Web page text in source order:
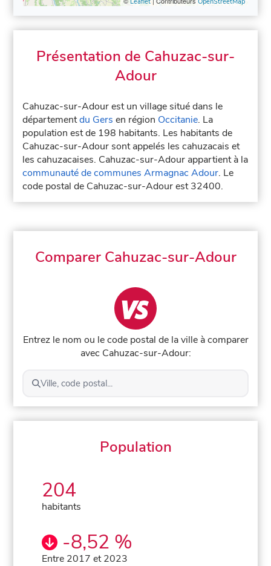
Présentation de Cahuzac-sur-
Adour
Cahuzac-sur-Adour est un village situé dans le
départementdu Gers en région Occitanie. La
population est de 198 habitants. Les habitants de
Cahuzac-sur-Adour sont appelés les cahuzacais et
les cahuzacaises. Cahuzac-sur-Adour appartient à la
communauté de communes Armagnac Adour. Le
code postal de Cahuzac-sur-Adour est 32400.
Comparer Cahuzac-sur-Adour
Entrez le nom ou le code postal de la ville à comparer
avec Cahuzac-sur-Adour:
Ville, code postal...
Population
204
habitants
-8,52 %
Entre 2017 et 2023